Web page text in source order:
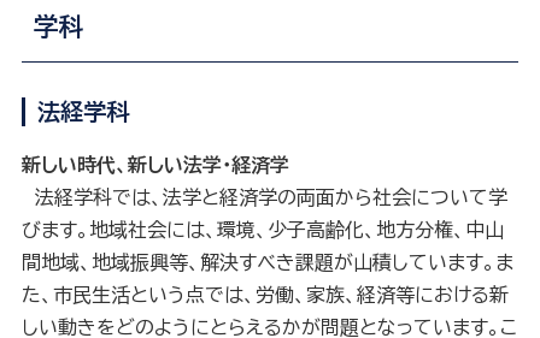
学科
法経学科
新しい時代、新しい法学・経済学
法経学科では、法学と経済学の両面から社会について学
びます。地域社会には、環境、少子高齢化、地方分権、中山
間地域、地域振興等、解決すべき課題が山積しています。ま
た、市民生活という点では、労働、家族、経済等における新
しい動きをどのようにとらえるかが問題となっています。こ